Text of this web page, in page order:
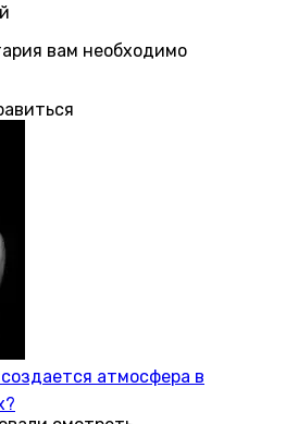
вам необходимо
атмосфера в